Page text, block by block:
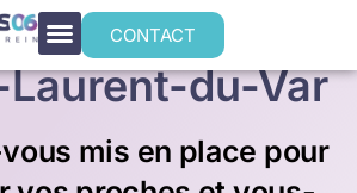
CONTACT
individuelle
du-Var
vous mis en place pour